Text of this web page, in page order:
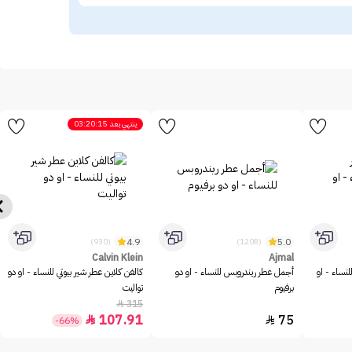
- او
5.0
(1208)
Ajmal
أجمل عطر ريندروبس للنساء - او دو
برفيوم
75

ينتهي بعد 03:20:15
4.9
(930)
Calvin Klein
كالفن كلاين عطر شير بيوتي للنساء - او دو
تواليت
315

107.91

-66%